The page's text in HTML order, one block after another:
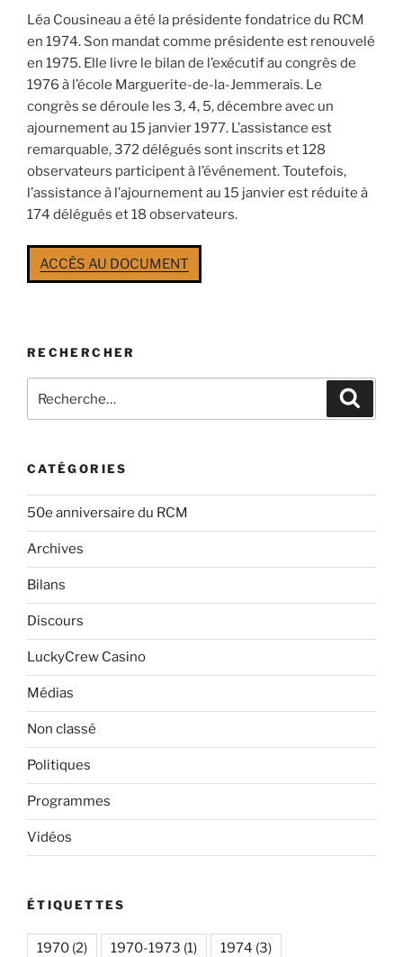
Léa Cousineau a été la présidente fondatrice du RCM
en 1974. Son mandat comme présidente est renouvelé
en 1975. Elle livre le bilan de l’exécutif au congrès de
1976 à l’école Marguerite-de-la-Jemmerais. Le
congrès se déroule les 3, 4, 5, décembre avec un
ajournement au 15 janvier 1977. L’assistance est
remarquable, 372 délégués sont inscrits et 128
observateurs participent à l’événement. Toutefois,
l’assistance à l’ajournement au 15 janvier est réduite à
174 délégués et 18 observateurs.
ACCÈS AU DOCUMENT
RECHERCHER
CATÉGORIES
50e anniversaire du RCM
Archives
Bilans
Discours
LuckyCrew Casino
Médias
Non classé
Politiques
Programmes
Vidéos
ÉTIQUETTES
1970 (2) 1970-1973 (1) 1974 (3)